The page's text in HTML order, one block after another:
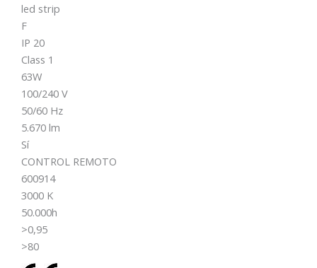
led strip
F
IP 20
Class 1
63W
100/240 V
50/60 Hz
5.670 lm
Sí
CONTROL REMOTO
600914
3000 K
50.000h
>0,95
>80